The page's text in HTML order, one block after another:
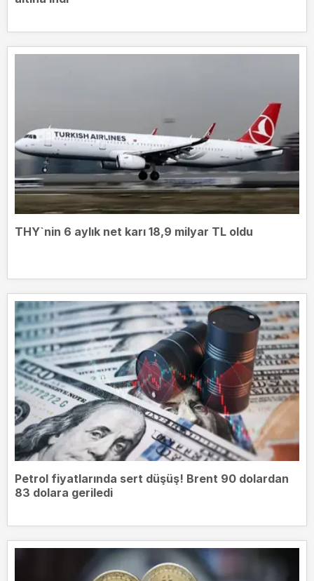
THY`nin 6 aylık net karı 18,9 milyar TL oldu
Petrol fiyatlarında sert düşüş! Brent 90 dolardan
83 dolara geriledi